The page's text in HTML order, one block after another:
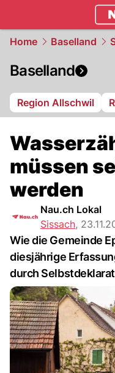
Home Baselland
Baselland
Region Allschwil
müssen
werden
Nau.ch Lokal
Sissach,
Wie die Gemeinde
diesjährige
durch